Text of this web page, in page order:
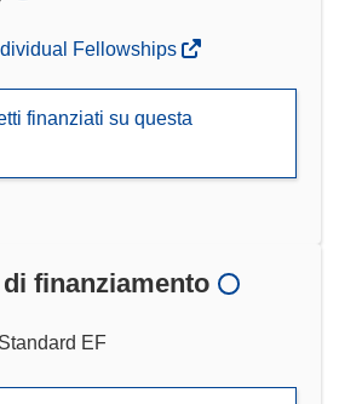
Fellowships
finanziati su questa
finanziamento
EF